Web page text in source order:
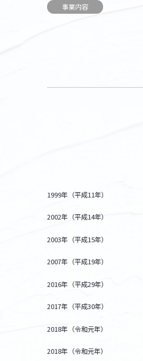
事業内容
1999年（平成11年）
2002年（平成14年）
2003年（平成15年）
2007年（平成19年）
2016年（平成29年）
2017年（平成30年）
2018年（令和元年）
2018年（令和元年）